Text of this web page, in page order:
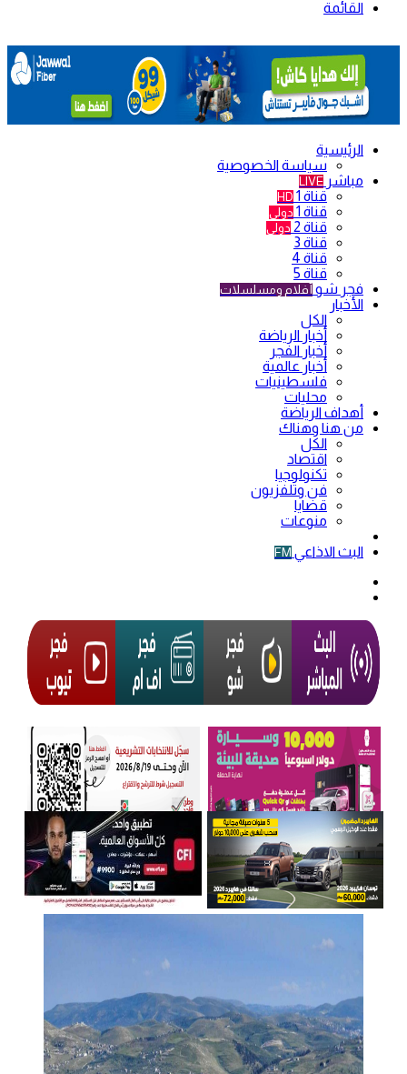
القائمة
الرئيسية
سياسة الخصوصية
مباشر LIVE
قناة 1 HD
قناة 1 دولي
قناة 2 دولي
قناة 3
قناة 4
قناة 5
فجر شو أفلام ومسلسلات
الأخبار
الكل
أخبار الرياضة
أخبار الفجر
أخبار عالمية
فلسطينيات
محليات
أهداف الرياضة
من هنا وهناك
الكل
اقتصاد
تكنولوجيا
فن وتلفزيون
قضايا
منوعات
البث الاذاعي FM